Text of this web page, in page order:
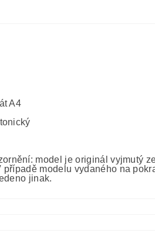
A4
model je originál vyjmutý
případě modelu vydaného na
jinak.